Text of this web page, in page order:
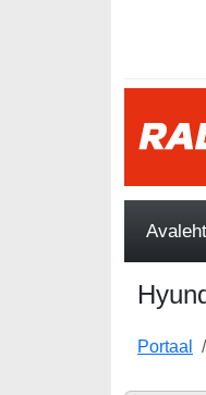
Avaleht
Portaal